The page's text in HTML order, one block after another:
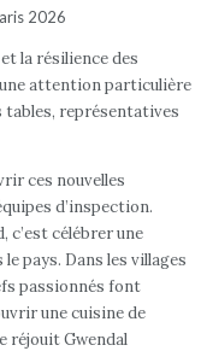
2026
la résilience des
attention particulière
tables, représentatives
ces nouvelles
d’inspection.
c’est célébrer une
pays. Dans les villages
passionnés font
une cuisine de
réjouit Gwendal